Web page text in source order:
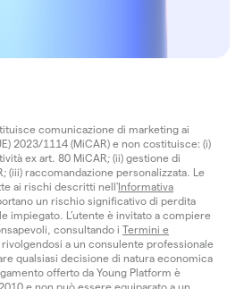
comunicazione di marketing ai
2023/1114 (MiCAR) e non costituisce: (i)
ex art. 80 MiCAR; (ii) gestione di
(iii) raccomandazione personalizzata. Le
ai rischi descritti nell'Informativa
un rischio significativo di perdita
impiegato. L’utente è invitato a compiere
consultando i Termini e
a un consulente professionale
qualsiasi decisione di natura economica
offerto da Young Platform è
e non può essere equiparato a un